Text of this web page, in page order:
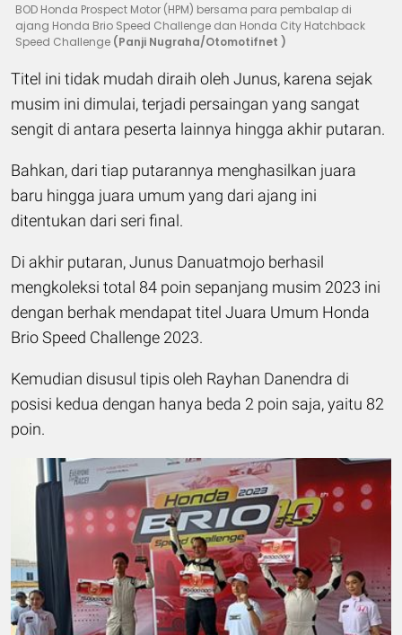
BOD Honda Prospect Motor (HPM) bersama para pembalap di
ajang Honda Brio Speed Challenge dan Honda City Hatchback
Speed Challenge (Panji Nugraha/Otomotifnet )
Titel ini tidak mudah diraih oleh Junus, karena sejak
musim ini dimulai, terjadi persaingan yang sangat
sengit di antara peserta lainnya hingga akhir putaran.
Bahkan, dari tiap putarannya menghasilkan juara
baru hingga juara umum yang dari ajang ini
ditentukan dari seri final.
Di akhir putaran, Junus Danuatmojo berhasil
mengkoleksi total 84 poin sepanjang musim 2023 ini
dengan berhak mendapat titel Juara Umum Honda
Brio Speed Challenge 2023.
Kemudian disusul tipis oleh Rayhan Danendra di
posisi kedua dengan hanya beda 2 poin saja, yaitu 82
poin.